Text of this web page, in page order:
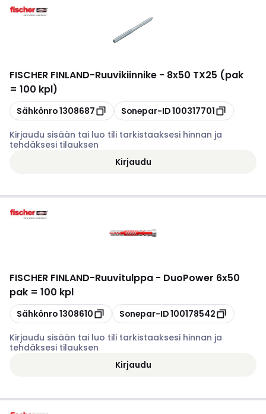
FISCHER FINLAND-Ruuvikiinnike - 8x50 TX25 (pak
= 100 kpl)
Kopioi
Sähkönro1308687 Kopioi
Sonepar-ID100317701
Kirjaudu sisään tai luo tili tarkistaaksesi hinnan ja
tehdäksesi tilauksen
Kirjaudu
FISCHER FINLAND-Ruuvitulppa - DuoPower 6x50
pak = 100 kpl
Kopioi
Sähkönro1308610 Kopioi
Sonepar-ID100178542
Kirjaudu sisään tai luo tili tarkistaaksesi hinnan ja
tehdäksesi tilauksen
Kirjaudu